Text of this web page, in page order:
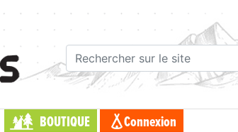
BOUTIQUE Connexion